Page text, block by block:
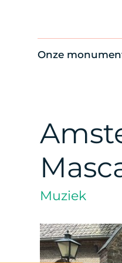
Onze
Thema’s
Muziek